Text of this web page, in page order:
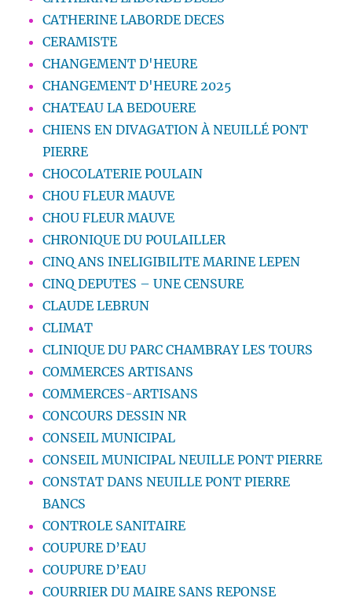
CATHERINE LABORDE DECES
CERAMISTE
CHANGEMENT D'HEURE
CHANGEMENT D'HEURE 2025
CHATEAU LA BEDOUERE
CHIENS EN DIVAGATION À NEUILLÉ PONT
PIERRE
CHOCOLATERIE POULAIN
CHOU FLEUR MAUVE
CHOU FLEUR MAUVE
CHRONIQUE DU POULAILLER
CINQ ANS INELIGIBILITE MARINE LEPEN
CINQ DEPUTES – UNE CENSURE
CLAUDE LEBRUN
CLIMAT
CLINIQUE DU PARC CHAMBRAY LES TOURS
COMMERCES ARTISANS
COMMERCES-ARTISANS
CONCOURS DESSIN NR
CONSEIL MUNICIPAL
CONSEIL MUNICIPAL NEUILLE PONT PIERRE
CONSTAT DANS NEUILLE PONT PIERRE
BANCS
CONTROLE SANITAIRE
COUPURE D’EAU
COUPURE D’EAU
COURRIER DU MAIRE SANS REPONSE